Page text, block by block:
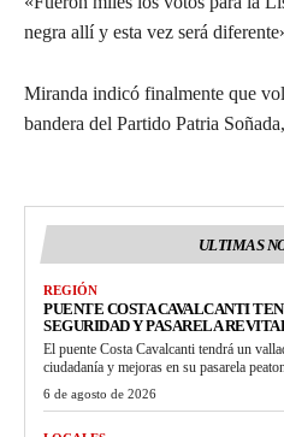
negra allí y esta vez será
Miranda indicó finalmente que
bandera del Partido Patria
ULTIMAS
REGIÓN
PUENTE COSTA CAVALCANTI
SEGURIDAD Y PASARELA
El puente Costa Cavalcanti tendrá un
ciudadanía y mejoras en su pasarela
6 de agosto de 2026